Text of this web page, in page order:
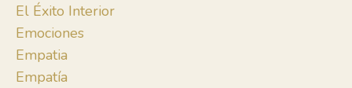
El Éxito Interior
Emociones
Empatia
Empatía